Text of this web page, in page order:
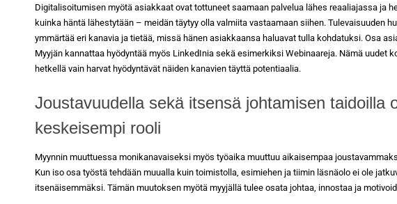
Digitalisoitumisen myötä asiakkaat ovat tottuneet saamaan palvelua lähes reaaliajassa ja
kuinka häntä lähestytään – meidän täytyy olla valmiita vastaamaan siihen. Tulevaisuuden
ymmärtää eri kanavia ja tietää, missä hänen asiakkaansa haluavat tulla kohdatuksi. Osa
Myyjän kannattaa hyödyntää myös LinkedInia sekä esimerkiksi Webinaareja. Nämä
hetkellä vain harvat hyödyntävät näiden kanavien täyttä potentiaalia.
Joustavuudella sekä itsensä johtamisen taidoilla
keskeisempi rooli
Myynnin muuttuessa monikanavaiseksi myös työaika muuttuu aikaisempaa
Kun iso osa työstä tehdään muualla kuin toimistolla, esimiehen ja tiimin läsnäolo ei ole
itsenäisemmäksi. Tämän muutoksen myötä myyjällä tulee osata johtaa, innostaa ja